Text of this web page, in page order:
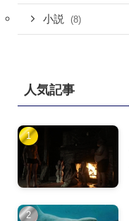
小説 (8)
人気記事